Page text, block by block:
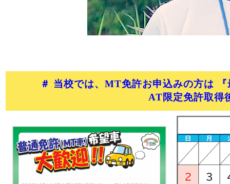
＃ 当校では、MT免許お申込みの方は
AT限定免許取得